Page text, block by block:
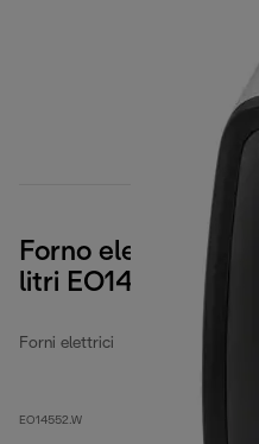
Forno elettrico
litri EO14552.W
Forni elettrici
EO14552.W